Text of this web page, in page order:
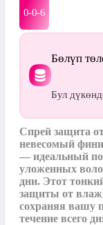
0-0-6
Бөлүп
Бул
Спрей защита
невесомый
— идеальный
уложенных
дни. Этот
защиты от
сохраняя вашу
течение всего